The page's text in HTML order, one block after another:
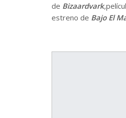
de Bizaardvark
estreno de Bajo El